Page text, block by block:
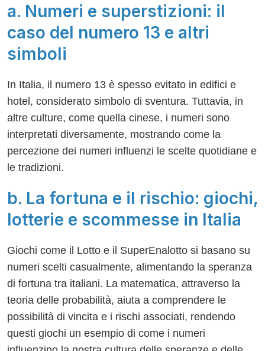
a. Numeri e superstizioni: il
caso del numero 13 e altri
simboli
In Italia, il numero 13 è spesso evitato in edifici e
hotel, considerato simbolo di sventura. Tuttavia, in
altre culture, come quella cinese, i numeri sono
interpretati diversamente, mostrando come la
percezione dei numeri influenzi le scelte quotidiane e
le tradizioni.
b. La fortuna e il rischio: giochi,
lotterie e scommesse in Italia
Giochi come il Lotto e il SuperEnalotto si basano su
numeri scelti casualmente, alimentando la speranza
di fortuna tra italiani. La matematica, attraverso la
teoria delle probabilità, aiuta a comprendere le
possibilità di vincita e i rischi associati, rendendo
questi giochi un esempio di come i numeri